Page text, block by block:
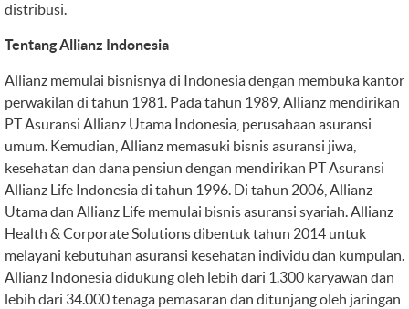
distribusi.
Tentang Allianz Indonesia
Allianz memulai bisnisnya di Indonesia dengan membuka kantor
perwakilan di tahun 1981. Pada tahun 1989, Allianz mendirikan
PT Asuransi Allianz Utama Indonesia, perusahaan asuransi
umum. Kemudian, Allianz memasuki bisnis asuransi jiwa,
kesehatan dan dana pensiun dengan mendirikan PT Asuransi
Allianz Life Indonesia di tahun 1996. Di tahun 2006, Allianz
Utama dan Allianz Life memulai bisnis asuransi syariah. Allianz
Health & Corporate Solutions dibentuk tahun 2014 untuk
melayani kebutuhan asuransi kesehatan individu dan kumpulan.
Allianz Indonesia didukung oleh lebih dari 1.300 karyawan dan
lebih dari 34.000 tenaga pemasaran dan ditunjang oleh jaringan